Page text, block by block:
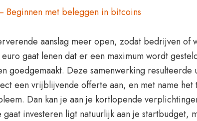
Beginnen met beleggen in bitcoins
aanslag meer open, zodat bedrijven
gaat lenen dat er een maximum wordt
goedgemaakt. Deze samenwerking
een vrijblijvende offerte aan, en met name
Dan kan je aan je kortlopende
gaat investeren ligt natuurlijk aan je